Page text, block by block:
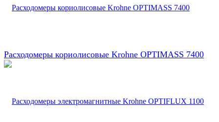
Расходомеры кориолисовые Krohne OPTIMASS 7400